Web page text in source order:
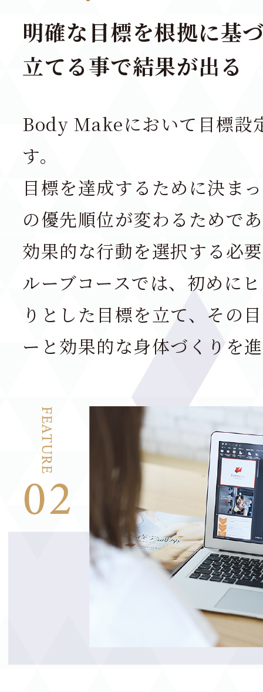
明確な目標を根拠に基
立てる事で結果が出る
Body Makeにおいて目標設
す。
目標を達成するために決ま
の優先順位が変わるためで
効果的な行動を選択する必
ルーブコースでは、初めに
りとした目標を立て、その
ーと効果的な身体づくりを